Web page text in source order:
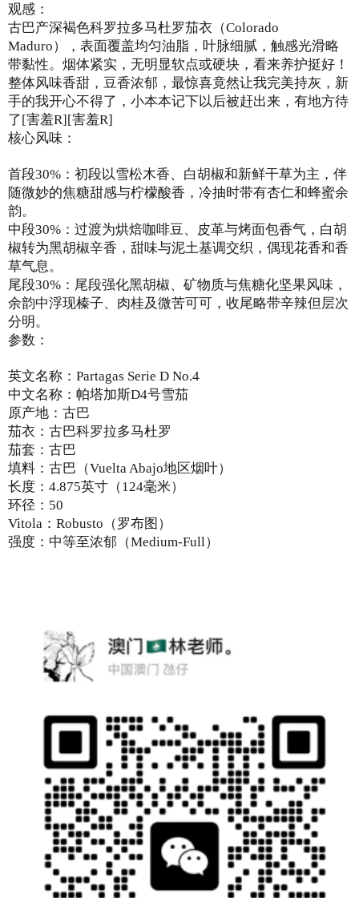
观感：
古巴产深褐色科罗拉多马杜罗茄衣（Colorado
Maduro），表面覆盖均匀油脂，叶脉细腻，触感光滑略
带黏性。烟体紧实，无明显软点或硬块，看来养护挺好！
整体风味香甜，豆香浓郁，最惊喜竟然让我完美持灰，新
手的我开心不得了，小本本记下以后被赶出来，有地方待
了[害羞R][害羞R]
核心风味：
首段30%：初段以雪松木香、白胡椒和新鲜干草为主，伴
随微妙的焦糖甜感与柠檬酸香，冷抽时带有杏仁和蜂蜜余
韵。
中段30%：过渡为烘焙咖啡豆、皮革与烤面包香气，白胡
椒转为黑胡椒辛香，甜味与泥土基调交织，偶现花香和香
草气息。
尾段30%：尾段强化黑胡椒、矿物质与焦糖化坚果风味，
余韵中浮现榛子、肉桂及微苦可可，收尾略带辛辣但层次
分明。
参数：
英文名称：Partagas Serie D No.4
中文名称：帕塔加斯D4号雪茄
原产地：古巴
茄衣：古巴科罗拉多马杜罗
茄套：古巴
填料：古巴（Vuelta Abajo地区烟叶）
长度：4.875英寸（124毫米）
环径：50
Vitola：Robusto（罗布图）
强度：中等至浓郁（Medium-Full）